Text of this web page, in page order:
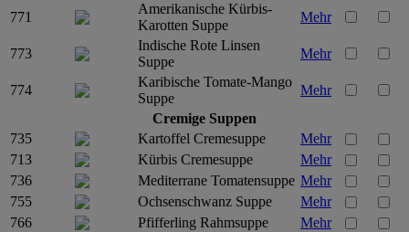
771
Amerikanische Kürbis-
Karotten Suppe
Mehr
773
Indische Rote Linsen
Suppe
Mehr
774
Karibische Tomate-Mango
Suppe
Mehr
Cremige Suppen
735
Kartoffel Cremesuppe
Mehr
713
Kürbis Cremesuppe
Mehr
736
Mediterrane Tomatensuppe Mehr
755
Ochsenschwanz Suppe
Mehr
766
Pfifferling Rahmsuppe Mehr